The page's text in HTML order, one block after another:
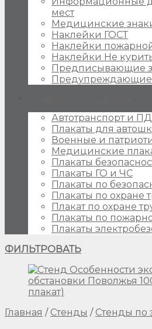
мест
Медицинские
Наклейки ГОСТ
Наклейки
Наклейки Не
Предписывающие
Предупреждающие
Автотранспорт и
Плакаты для
Военные и
Медицинские
Плакаты
Плакаты ГО и ЧС
Плакаты по
Плакаты по охране
Плакат по охране
Плакаты по
Плакаты
ФИЛЬТРОВАТЬ
Главная / Стенды / Стенды по